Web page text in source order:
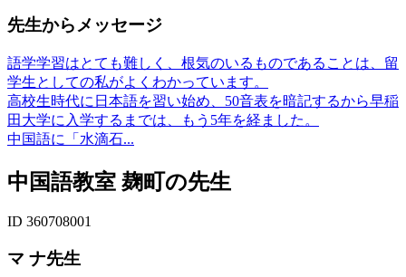
先生からメッセージ
語学学習はとても難しく、根気のいるものであることは、留
学生としての私がよくわかっています。
高校生時代に日本語を習い始め、50音表を暗記するから早稲
田大学に入学するまでは、もう5年を経ました。
中国語に「水滴石...
中国語教室 麹町の先生
ID 360708001
マ ナ先生